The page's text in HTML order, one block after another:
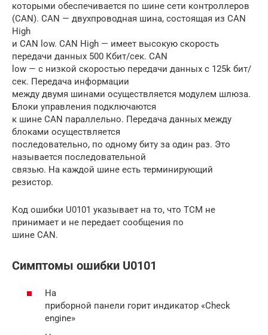
которыми обеспечивается по шине сети контроллеров
(CAN). CAN — двухпроводная шина, состоящая из CAN
High
и CAN low. CAN High — имеет высокую скорость
передачи данных 500 Кбит/сек. CAN
low — с низкой скоростью передачи данных с 125k бит/
сек. Передача информации
между двумя шинами осуществляется модулем шлюза.
Блоки управления подключаются
к шине CAN параллельно. Передача данных между
блоками осуществляется
последовательно, по одному биту за один раз. Это
называется последовательной
связью. На каждой шине есть терминирующий
резистор.
Код ошибки U0101 указывает на то, что TCM не
принимает и не передает сообщения по
шине CAN.
Симптомы ошибки U0101
На
приборной панели горит индикатор «Check
engine»